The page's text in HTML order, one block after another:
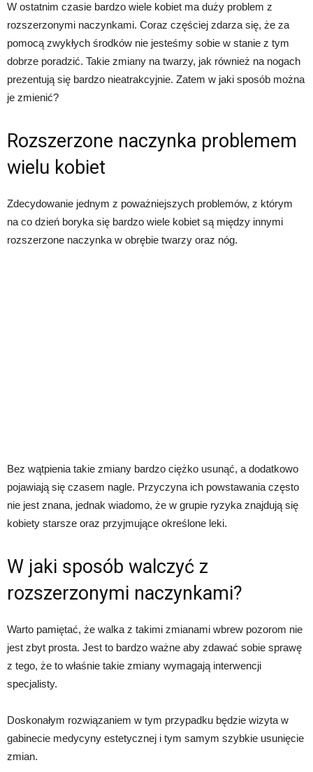
W ostatnim czasie bardzo wiele kobiet ma duży problem z
rozszerzonymi naczynkami. Coraz częściej zdarza się, że za
pomocą zwykłych środków nie jesteśmy sobie w stanie z tym
dobrze poradzić. Takie zmiany na twarzy, jak również na nogach
prezentują się bardzo nieatrakcyjnie. Zatem w jaki sposób można
je zmienić?
Rozszerzone naczynka problemem
wielu kobiet
Zdecydowanie jednym z poważniejszych problemów, z którym
na co dzień boryka się bardzo wiele kobiet są między innymi
rozszerzone naczynka w obrębie twarzy oraz nóg.
Bez wątpienia takie zmiany bardzo ciężko usunąć, a dodatkowo
pojawiają się czasem nagle. Przyczyna ich powstawania często
nie jest znana, jednak wiadomo, że w grupie ryzyka znajdują się
kobiety starsze oraz przyjmujące określone leki.
W jaki sposób walczyć z
rozszerzonymi naczynkami?
Warto pamiętać, że walka z takimi zmianami wbrew pozorom nie
jest zbyt prosta. Jest to bardzo ważne aby zdawać sobie sprawę
z tego, że to właśnie takie zmiany wymagają interwencji
specjalisty.
Doskonałym rozwiązaniem w tym przypadku będzie wizyta w
gabinecie medycyny estetycznej i tym samym szybkie usunięcie
zmian.